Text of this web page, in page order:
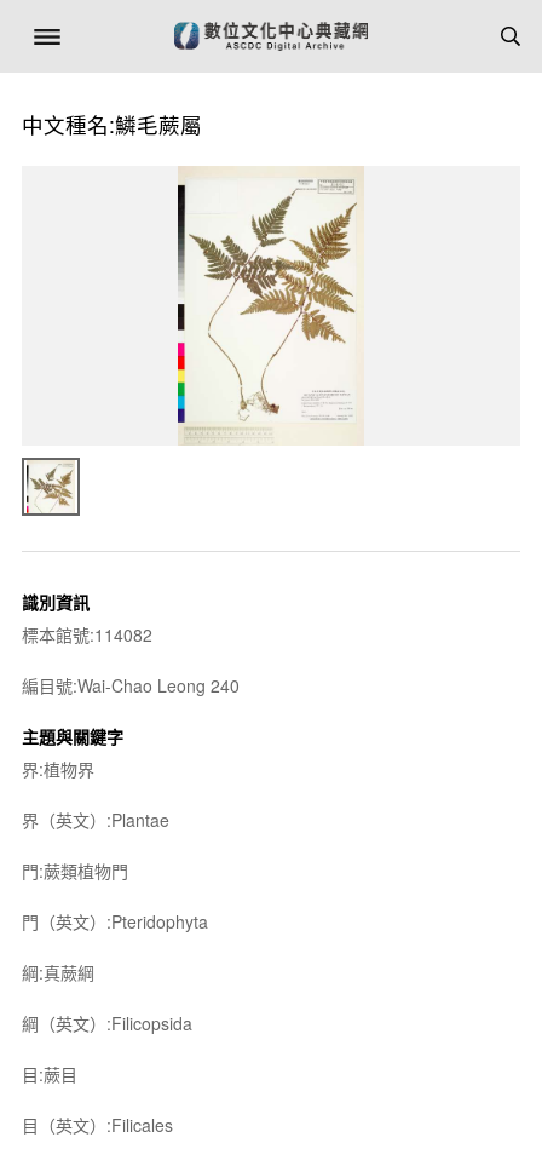
中文種名:鱗毛蕨屬
識別資訊
標本館號:114082
編目號:Wai-Chao Leong 240
主題與關鍵字
界:植物界
界（英文）:Plantae
門:蕨類植物門
門（英文）:Pteridophyta
綱:真蕨綱
綱（英文）:Filicopsida
目:蕨目
目（英文）:Filicales